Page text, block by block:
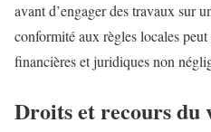
avant d’engager des travaux sur
conformité aux règles locales
financières et juridiques non
Droits et recours du